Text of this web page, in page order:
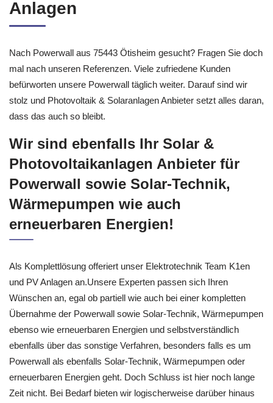
Anlagen
Nach Powerwall aus 75443 Ötisheim gesucht? Fragen Sie doch
mal nach unseren Referenzen. Viele zufriedene Kunden
befürworten unsere Powerwall täglich weiter. Darauf sind wir
stolz und Photovoltaik & Solaranlagen Anbieter setzt alles daran,
dass das auch so bleibt.
Wir sind ebenfalls Ihr Solar &
Photovoltaikanlagen Anbieter für
Powerwall sowie Solar-Technik,
Wärmepumpen wie auch
erneuerbaren Energien!
Als Komplettlösung offeriert unser Elektrotechnik Team K1en
und PV Anlagen an.Unsere Experten passen sich Ihren
Wünschen an, egal ob partiell wie auch bei einer kompletten
Übernahme der Powerwall sowie Solar-Technik, Wärmepumpen
ebenso wie erneuerbaren Energien und selbstverständlich
ebenfalls über das sonstige Verfahren, besonders falls es um
Powerwall als ebenfalls Solar-Technik, Wärmepumpen oder
erneuerbaren Energien geht. Doch Schluss ist hier noch lange
Zeit nicht. Bei Bedarf bieten wir logischerweise darüber hinaus